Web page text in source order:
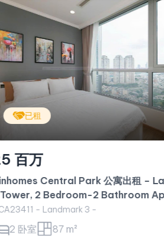
35 百万
两居室公寓出租 – 家具齐全的豪华公寓
#CA23412 - Golden House -
2 卧室 101 m²